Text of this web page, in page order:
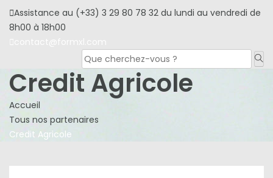
Assistance au (+33) 3 29 80 78 32 du lundi au vendredi de
8h00 à 18h00
Credit Agricole
Accueil
Tous nos partenaires
Credit Agricole